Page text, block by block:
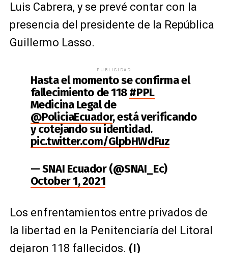
Luis Cabrera, y se prevé contar con la
presencia del presidente de la República
Guillermo Lasso.
PUBLICIDAD
Hasta el momento se confirma el
fallecimiento de 118#PPL
Medicina Legal de
@PoliciaEcuador, está verificando
y cotejando su identidad.
pic.twitter.com/GlpbHWdFuz
— SNAI Ecuador (@SNAI_Ec)
October 1, 2021
Los enfrentamientos entre privados de
la libertad en la Penitenciaría del Litoral
dejaron 118 fallecidos. (I)